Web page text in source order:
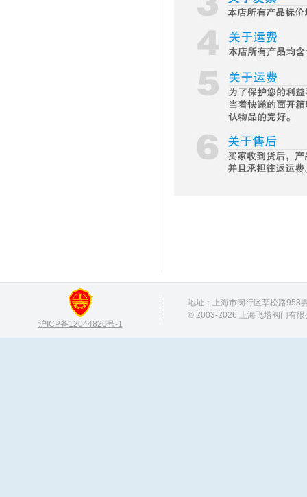
沪ICP备12044820号-1
地址：上海市闵行区莘松路
© 2003-2026 上海飞塔阀门有